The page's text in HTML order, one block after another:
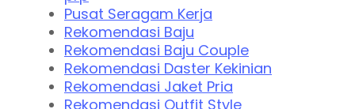
Pusat Seragam Kerja
Rekomendasi Baju
Rekomendasi Baju Couple
Rekomendasi Daster Kekinian
Rekomendasi Jaket Pria
Rekomendasi Outfit Style